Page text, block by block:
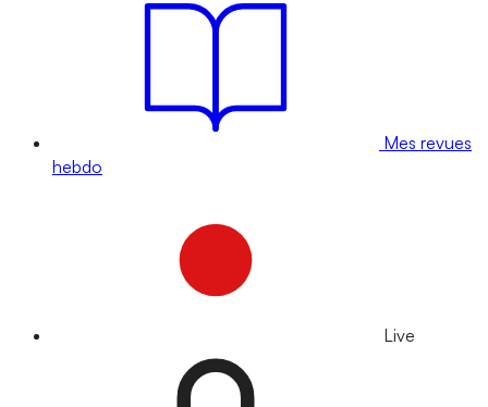
Mes revues
hebdo
Live